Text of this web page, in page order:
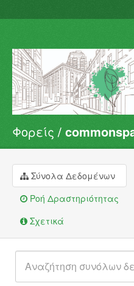
Σύνολα Δεδομένων
Φορείς
Ομάδες
Σχετικά
Φορείς
Σύνολα Δεδομένων
Ροή Δραστηριότητας
Σχετικά